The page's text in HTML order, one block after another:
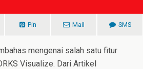
Pin Mail SMS
mengenai salah satu fitur
Visualize. Dari Artikel